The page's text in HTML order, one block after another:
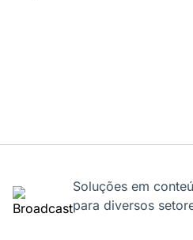
Soluções em
para diversos